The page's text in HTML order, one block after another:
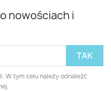
nowościach i
W tym celu należy odnaleźć